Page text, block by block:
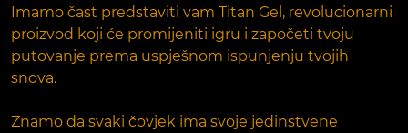
Imamo čast predstaviti vam Titan Gel, revolucionarni
proizvod koji će promijeniti igru i započeti tvoju
putovanje prema uspješnom ispunjenju tvojih
snova.
Znamo da svaki čovjek ima svoje jedinstvene